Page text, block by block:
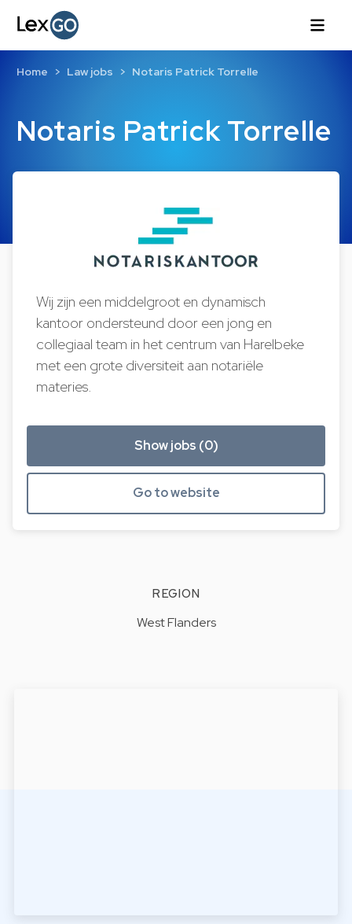
Notaris Patrick Torrelle
Home Law jobs Notaris Patrick Torrelle
Wij zijn een middelgroot en dynamisch
kantoor ondersteund door een jong en
collegiaal team in het centrum van Harelbeke
met een grote diversiteit aan notariële
materies.
Show jobs (0)
Go to website
REGION
West Flanders